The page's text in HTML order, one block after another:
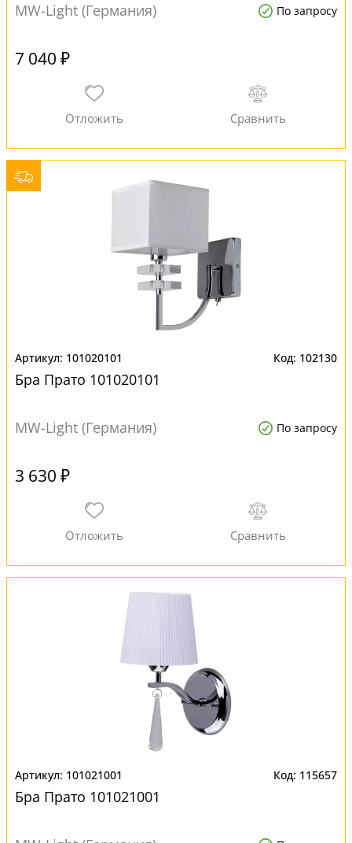
MW-Light (Германия) По запросу
7 040 ₽
101020101 102130
Бра Прато 101020101
MW-Light (Германия) По запросу
3 630 ₽
101021001 115657
Бра Прато 101021001